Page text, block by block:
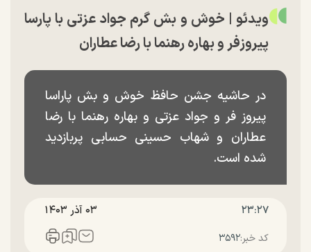
ویدئو | خوش و بش گرم جواد عزتی با پارسا
پیروزفر و بهاره رهنما با رضا عطاران
در حاشیه جشن حافظ خوش و بش پاراسا
پیروز فر و جواد عزتی و بهاره رهنما با رضا
عطاران و شهاب حسینی حسابی پربازدید
شده است.
۲۳:۲۷ ۰۳ آذر ۱۴۰۳
کد خبر:۳۵۹۲